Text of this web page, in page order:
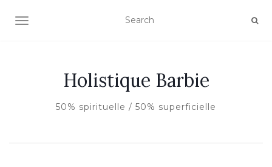
AFFICHER/MASQUER LA NAVIGATION
Holistique Barbie
50% spirituelle / 50% superficielle